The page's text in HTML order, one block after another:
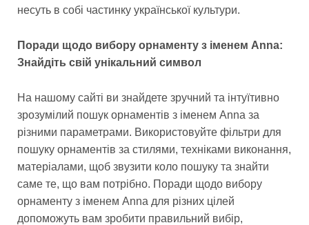
несуть в собі частинку української культури.
Поради щодо вибору орнаменту з іменем Anna:
Знайдіть свій унікальний символ
На нашому сайті ви знайдете зручний та інтуїтивно
зрозумілий пошук орнаментів з іменем Anna за
різними параметрами. Використовуйте фільтри для
пошуку орнаментів за стилями, техніками виконання,
матеріалами, щоб звузити коло пошуку та знайти
саме те, що вам потрібно. Поради щодо вибору
орнаменту з іменем Anna для різних цілей
допоможуть вам зробити правильний вибір,